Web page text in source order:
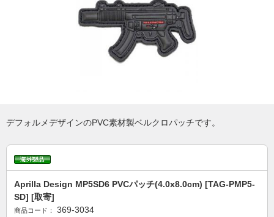
デフォルメデザインのPVC素材製ベルクロパッチです。
Aprilla Design MP5SD6 PVCパッチ(4.0x8.0cm) [TAG-PMP5-
SD] [取寄]
商品コード： 369-3034